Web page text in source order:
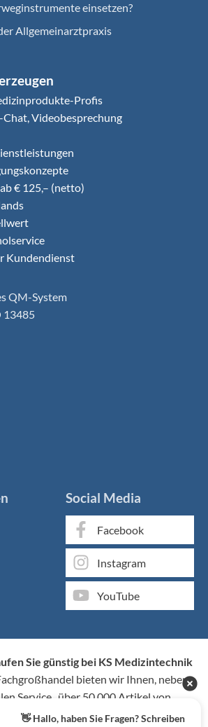
einsetzen?
Allgemeinarztpraxis
Profis
Chat, Videobesprechung
€ 125,– (netto)
Kundendienst
QM-System
13485
Social Media
Facebook
Instagram
YouTube
Sie günstig bei KS Medizintechnik
bieten wir Ihnen, neben
Service, über 50.000 Artikel von
Top-Konditionen.
👋 Hallo, haben Sie Fragen? Schreiben